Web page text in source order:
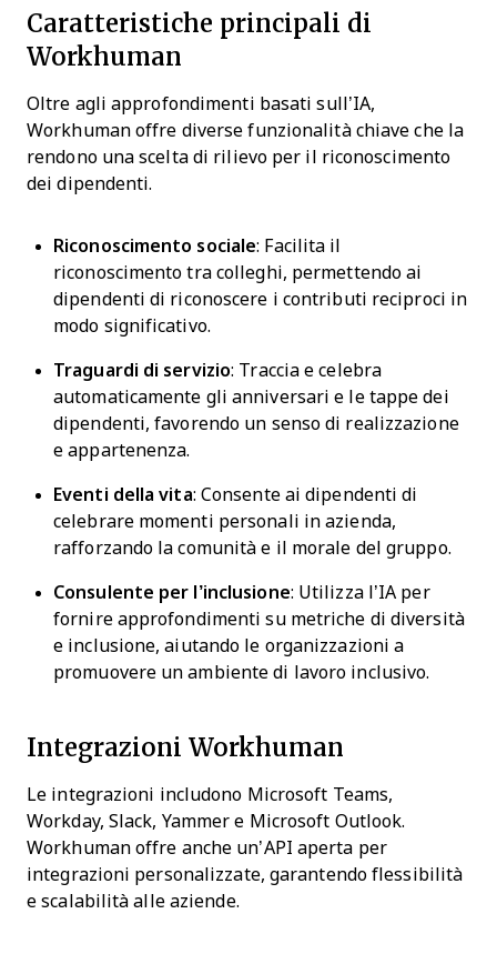
Caratteristiche principali di
Workhuman
Oltre agli approfondimenti basati sull’IA,
Workhuman offre diverse funzionalità chiave che la
rendono una scelta di rilievo per il riconoscimento
dei dipendenti.
Riconoscimento sociale: Facilita il
riconoscimento tra colleghi, permettendo ai
dipendenti di riconoscere i contributi reciproci in
modo significativo.
Traguardi di servizio: Traccia e celebra
automaticamente gli anniversari e le tappe dei
dipendenti, favorendo un senso di realizzazione
e appartenenza.
Eventi della vita: Consente ai dipendenti di
celebrare momenti personali in azienda,
rafforzando la comunità e il morale del gruppo.
Consulente per l’inclusione: Utilizza l’IA per
fornire approfondimenti su metriche di diversità
e inclusione, aiutando le organizzazioni a
promuovere un ambiente di lavoro inclusivo.
Integrazioni Workhuman
Le integrazioni includono Microsoft Teams,
Workday, Slack, Yammer e Microsoft Outlook.
Workhuman offre anche un’API aperta per
integrazioni personalizzate, garantendo flessibilità
e scalabilità alle aziende.